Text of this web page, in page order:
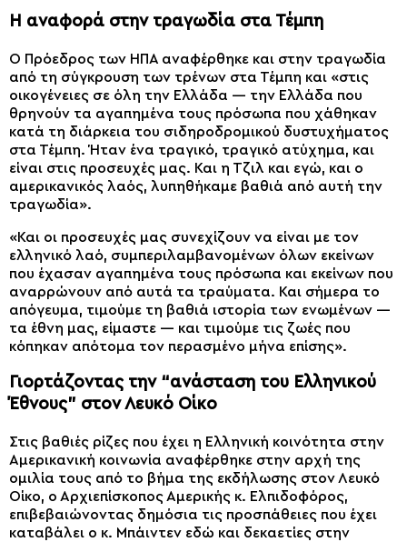
Η αναφορά στην τραγωδία στα Τέμπη
Ο Πρόεδρος των ΗΠΑ αναφέρθηκε και στην τραγωδία
από τη σύγκρουση των τρένων στα Τέμπη και «στις
οικογένειες σε όλη την Ελλάδα — την Ελλάδα που
θρηνούν τα αγαπημένα τους πρόσωπα που χάθηκαν
κατά τη διάρκεια του σιδηροδρομικού δυστυχήματος
στα Τέμπη. Ήταν ένα τραγικό, τραγικό ατύχημα, και
είναι στις προσευχές μας. Και η Τζιλ και εγώ, και ο
αμερικανικός λαός, λυπηθήκαμε βαθιά από αυτή την
τραγωδία».
«Και οι προσευχές μας συνεχίζουν να είναι με τον
ελληνικό λαό, συμπεριλαμβανομένων όλων εκείνων
που έχασαν αγαπημένα τους πρόσωπα και εκείνων που
αναρρώνουν από αυτά τα τραύματα. Και σήμερα το
απόγευμα, τιμούμε τη βαθιά ιστορία των ενωμένων —
τα έθνη μας, είμαστε — και τιμούμε τις ζωές που
κόπηκαν απότομα τον περασμένο μήνα επίσης».
Γιορτάζοντας την “ανάσταση του Ελληνικού
Έθνους” στον Λευκό Οίκο
Στις βαθιές ρίζες που έχει η Ελληνική κοινότητα στην
Αμερικανική κοινωνία αναφέρθηκε στην αρχή της
ομιλία τους από το βήμα της εκδήλωσης στον Λευκό
Οίκο, ο Αρχιεπίσκοπος Αμερικής κ. Ελπιδοφόρος,
επιβεβαιώνοντας δημόσια τις προσπάθειες που έχει
καταβάλει ο κ. Μπάιντεν εδώ και δεκαετίες στην